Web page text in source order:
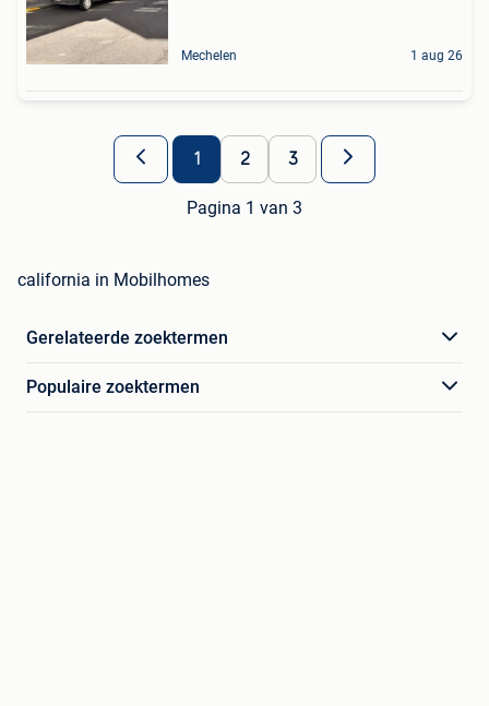
Mechelen 1 aug 26
1 2 3
Pagina 1 van 3
california in Mobilhomes
Gerelateerde zoektermen
Populaire zoektermen